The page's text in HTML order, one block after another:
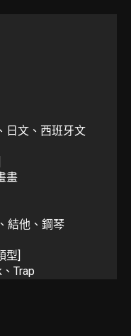
日文、西班牙文
畫
結他、鋼琴
型]
Trap